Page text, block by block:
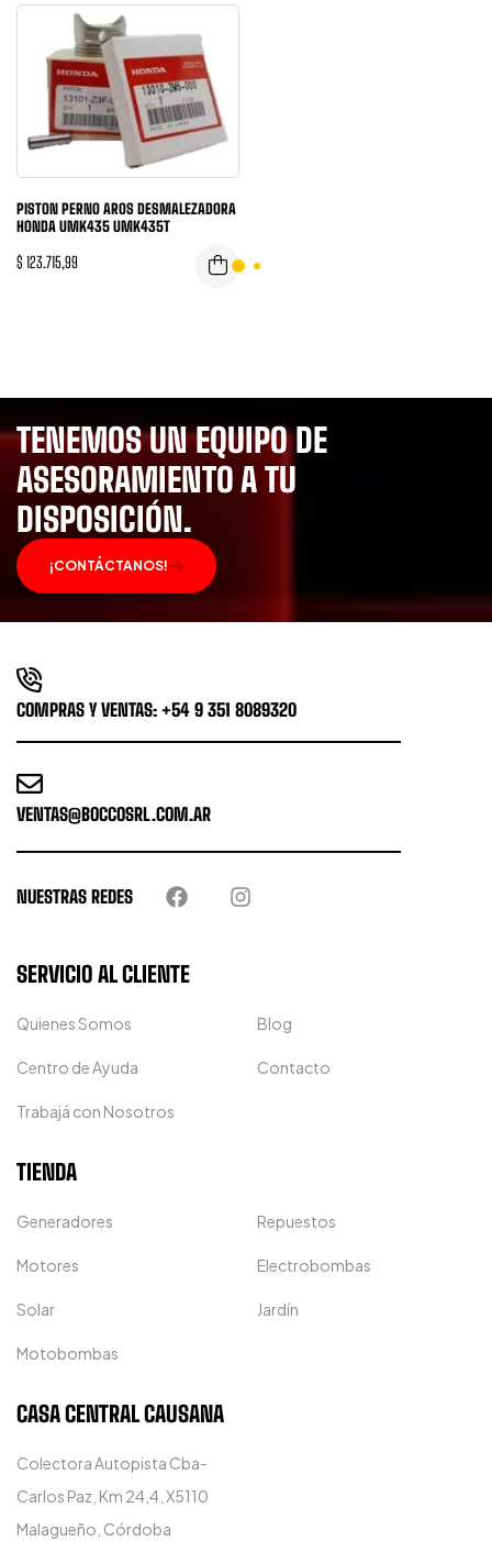
PISTON PERNO AROS DESMALEZADORA
HONDA UMK435 UMK435T
$ 123.715,99
TENEMOS UN EQUIPO DE
ASESORAMIENTO A TU
DISPOSICIÓN.
¡CONTÁCTANOS!
COMPRAS Y VENTAS: +54 9 351 8089320
VENTAS@BOCCOSRL.COM.AR
NUESTRAS REDES
SERVICIO AL CLIENTE
Quienes Somos Blog
Centro de Ayuda Contacto
Trabajá con Nosotros
TIENDA
Generadores Repuestos
Motores Electrobombas
Solar Jardín
Motobombas
CASA CENTRAL CAUSANA
Colectora Autopista Cba-
Carlos Paz, Km 24,4, X5110
Malagueño, Córdoba